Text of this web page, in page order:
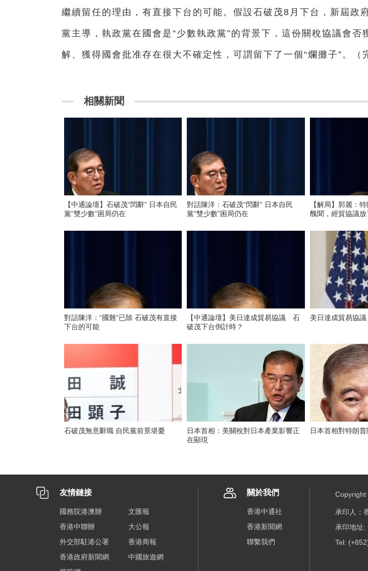
繼續留任的理由，有直接下台的可能。假設石破茂8月下台，新屆政
黨主導，執政黨在國會是“少數執政黨”的背景下，這份關稅協議會否
解、獲得國會批准存在很大不確定性，可謂留下了一個“爛攤子”。（
相關新聞
【中通論壇】石破茂“閃辭” 日本自民
黨“雙少數”困局仍在
對話陳洋：石破茂“閃辭” 日本自民
黨“雙少數”困局仍在
【解局】郭麗：
醜聞，經貿協議
對話陳洋：“國難”已除 石破茂有直接
下台的可能
【中通論壇】美日達成貿易協議 石
破茂下台倒計時？
美日達成貿易協
石破茂無意辭職 自民黨前景堪憂
日本首相：美關稅對日本產業影響正
在顯現
日本首相對特朗
友情鏈接
國務院港澳辦
文匯報
香港中聯辦
大公報
外交部駐港公署
香港商報
香港政府新聞網
中國旅遊網
關於我們
香港中通社
香港新聞網
聯繫我們
Copyright
承印人：
承印地址:
Tel: